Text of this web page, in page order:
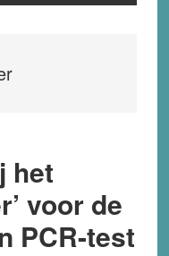
het
voor de
PCR-test